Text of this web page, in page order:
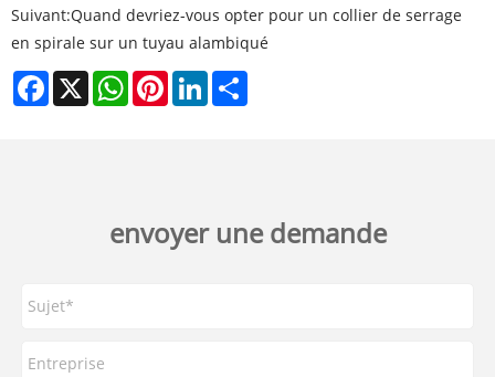
Suivant:Quand devriez-vous opter pour un collier de serrage
en spirale sur un tuyau alambiqué
Facebook
X WhatsAppPinterestLinkedIn
envoyer une demande